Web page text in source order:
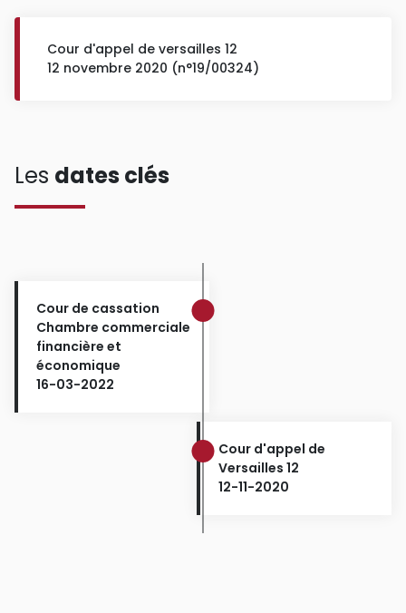
Cour d'appel de versailles 12
12 novembre 2020 (n°19/00324)
Les dates clés
Cour de cassation
Chambre commerciale
financière et
économique
16-03-2022
Cour d'appel de
Versailles 12
12-11-2020